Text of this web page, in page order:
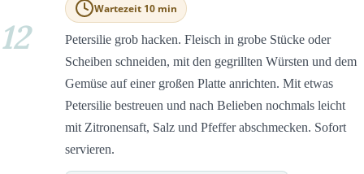
Wartezeit 10 min
12
Petersilie grob hacken. Fleisch in grobe Stücke oder
Scheiben schneiden, mit den gegrillten Würsten und dem
Gemüse auf einer großen Platte anrichten. Mit etwas
Petersilie bestreuen und nach Belieben nochmals leicht
mit Zitronensaft, Salz und Pfeffer abschmecken. Sofort
servieren.